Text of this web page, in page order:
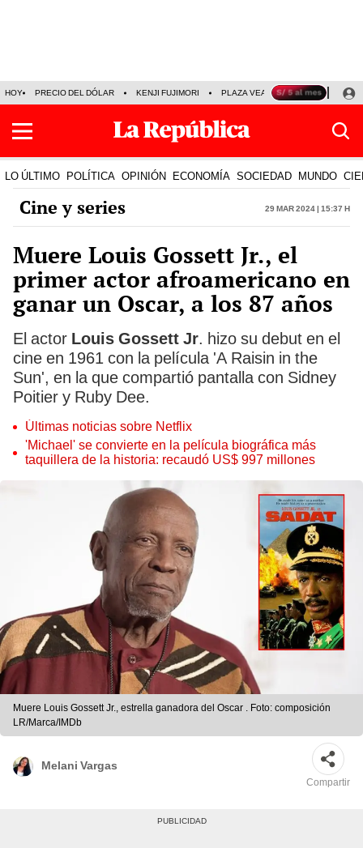
HOY PRECIO DEL DÓLAR KENJI FUJIMORI PLAZA VEA FERIADOS
LO ÚLTIMO POLÍTICA OPINIÓN ECONOMÍA SOCIEDAD MUNDO
Cine y series 29 Mar 2024 | 15:37 h
Muere Louis Gossett Jr., el
primer actor afroamericano en
ganar un Oscar, a los 87 años
El actor Louis Gossett Jr. hizo su debut en el
cine en 1961 con la película 'A Raisin in the
Sun', en la que compartió pantalla con Sidney
Poitier y Ruby Dee.
Últimas noticias sobre Netflix
'Michael' se convierte en la película biográfica más
taquillera de la historia: recaudó US$ 997 millones
Muere Louis Gossett Jr., estrella ganadora del Oscar . Foto: composición
LR/Marca/IMDb
Melani Vargas
Compartir